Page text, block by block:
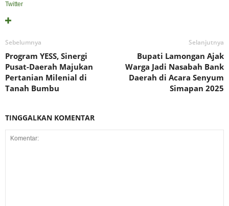
Twitter
Sebelumnya
Program YESS, Sinergi
Pusat-Daerah Majukan
Pertanian Milenial di
Tanah Bumbu
Selanjutnya
Bupati Lamongan Ajak
Warga Jadi Nasabah Bank
Daerah di Acara Senyum
Simapan 2025
TINGGALKAN KOMENTAR